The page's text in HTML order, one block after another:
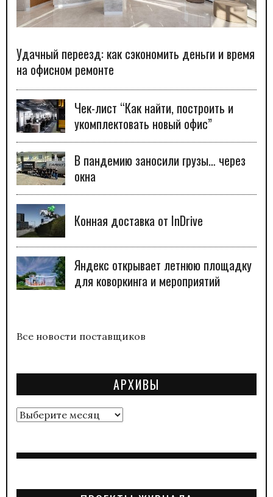
Удачный переезд: как сэкономить деньги и время
на офисном ремонте
Чек-лист “Как найти, построить и
укомплектовать новый офис”
В пандемию заносили грузы… через
окна
Конная доставка от InDrive
Яндекс открывает летнюю площадку
для коворкинга и мероприятий
Все новости поставщиков
АРХИВЫ
Архивы